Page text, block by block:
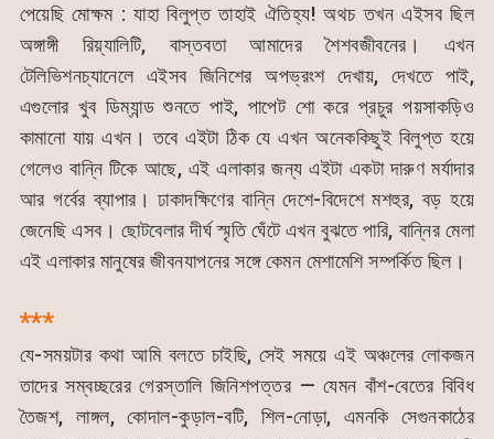
পেয়েছি মোক্ষম : যাহা বিলুপ্ত তাহাই ঐতিহ্য! অথচ তখন এইসব ছিল
অঙ্গাঙ্গী রিয়্যালিটি, বাস্তবতা আমাদের শৈশবজীবনের। এখন
টেলিভিশনচ্যানেলে এইসব জিনিশের অপভ্রংশ দেখায়, দেখতে পাই,
এগুলোর খুব ডিম্যান্ড শুনতে পাই, পাপেট শো করে প্রচুর পয়সাকড়িও
কামানো যায় এখন। তবে এইটা ঠিক যে এখন অনেককিছুই বিলুপ্ত হয়ে
গেলেও বান্নি টিকে আছে, এই এলাকার জন্য এইটা একটা দারুণ মর্যাদার
আর গর্বের ব্যাপার। ঢাকাদক্ষিণের বান্নি দেশে-বিদেশে মশহুর, বড় হয়ে
জেনেছি এসব। ছোটবেলার দীর্ঘ স্মৃতি ঘেঁটে এখন বুঝতে পারি, বান্নির মেলা
এই এলাকার মানুষের জীবনযাপনের সঙ্গে কেমন মেশামেশি সম্পর্কিত ছিল।
***
যে-সময়টার কথা আমি বলতে চাইছি, সেই সময়ে এই অঞ্চলের লোকজন
তাদের সম্বচ্ছরের গেরস্তালি জিনিশপত্তর — যেমন বাঁশ-বেতের বিবিধ
তৈজশ, লাঙ্গল, কোদাল-কুড়াল-বটি, শিল-নোড়া, এমনকি সেগুনকাঠের